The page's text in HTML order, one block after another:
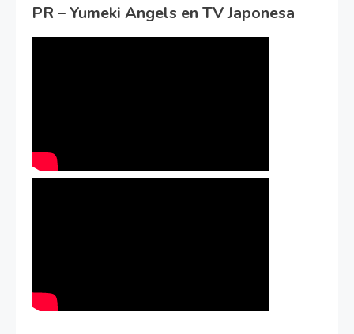
PR – Yumeki Angels en TV Japonesa